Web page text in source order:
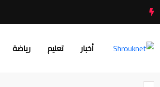
أخبار تعليم رياضة